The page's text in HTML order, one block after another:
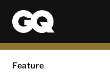
Feature